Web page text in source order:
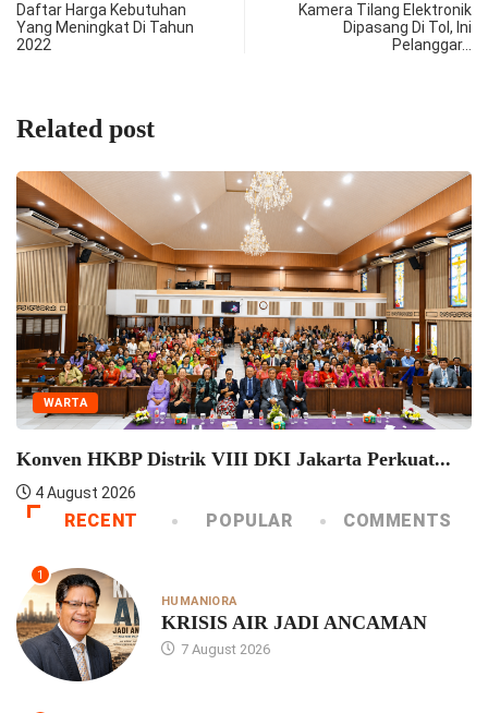
Daftar Harga Kebutuhan
Yang Meningkat Di Tahun
2022
Kamera Tilang Elektronik
Dipasang Di Tol, Ini
Pelanggar…
Related post
UNCATEGORIZED
Praeses Pimpin Rapat MPSD HKBP Distrik VIII...
4 August 2026
RECENT POPULAR COMMENTS
1
HUMANIORA
KRISIS AIR JADI ANCAMAN
7 August 2026